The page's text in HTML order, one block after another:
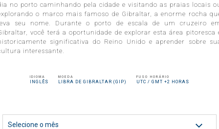
Reflection®
Roamer℠
no porto caminhando pela cidade e visitando as praias locais
o marco mais famoso de Gibraltar, a enorme rocha
seu nome. Durante o porto de escala de um cruzeiro
você terá a oportunidade de explorar esta área pitoresca
significativa do Reino Unido e aprender sobre
interessante.
IDIOMA
INGLÊS
MOEDA
LIBRA DE GIBRALTAR (GIP)
FUSO HORÁRIO
UTC / GMT +2 HORAS
Selecione o mês